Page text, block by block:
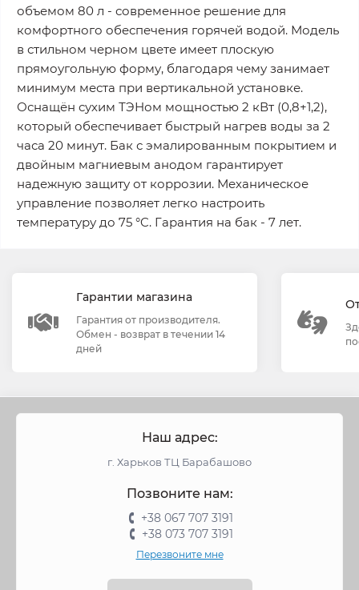
объемом 80 л - современное решение для
комфортного обеспечения горячей водой. Модель
в стильном черном цвете имеет плоскую
прямоугольную форму, благодаря чему занимает
минимум места при вертикальной установке.
Оснащён сухим ТЭНом мощностью 2 кВт (0,8+1,2),
который обеспечивает быстрый нагрев воды за 2
часа 20 минут. Бак с эмалированным покрытием и
двойным магниевым анодом гарантирует
надежную защиту от коррозии. Механическое
управление позволяет легко настроить
температуру до 75 °C. Гарантия на бак - 7 лет.
Гарантии магазина
Гарантия от производителя.
Обмен - возврат в течении 14
дней
Наш адрес:
г. Харьков ТЦ Барабашово
Позвоните нам:
+38 067 707 3191
+38 073 707 3191
Перезвоните мне